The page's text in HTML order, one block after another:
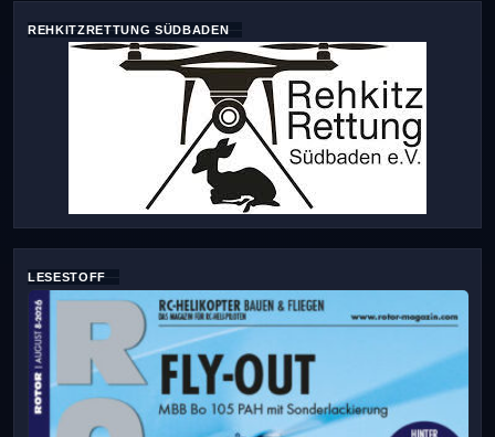
REHKITZRETTUNG SÜDBADEN
LESESTOFF